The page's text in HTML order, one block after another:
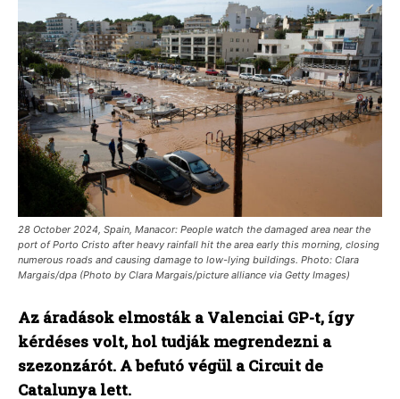
28 October 2024, Spain, Manacor: People watch the damaged area near the
port of Porto Cristo after heavy rainfall hit the area early this morning, closing
numerous roads and causing damage to low-lying buildings. Photo: Clara
Margais/dpa (Photo by Clara Margais/picture alliance via Getty Images)
Az áradások elmosták a Valenciai GP-t, így
kérdéses volt, hol tudják megrendezni a
szezonzárót. A befutó végül a Circuit de
Catalunya lett.